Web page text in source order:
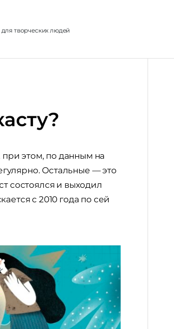
творческих людей
этом, по данным на
Остальные — это
состоялся и выходил
с 2010 года по сей